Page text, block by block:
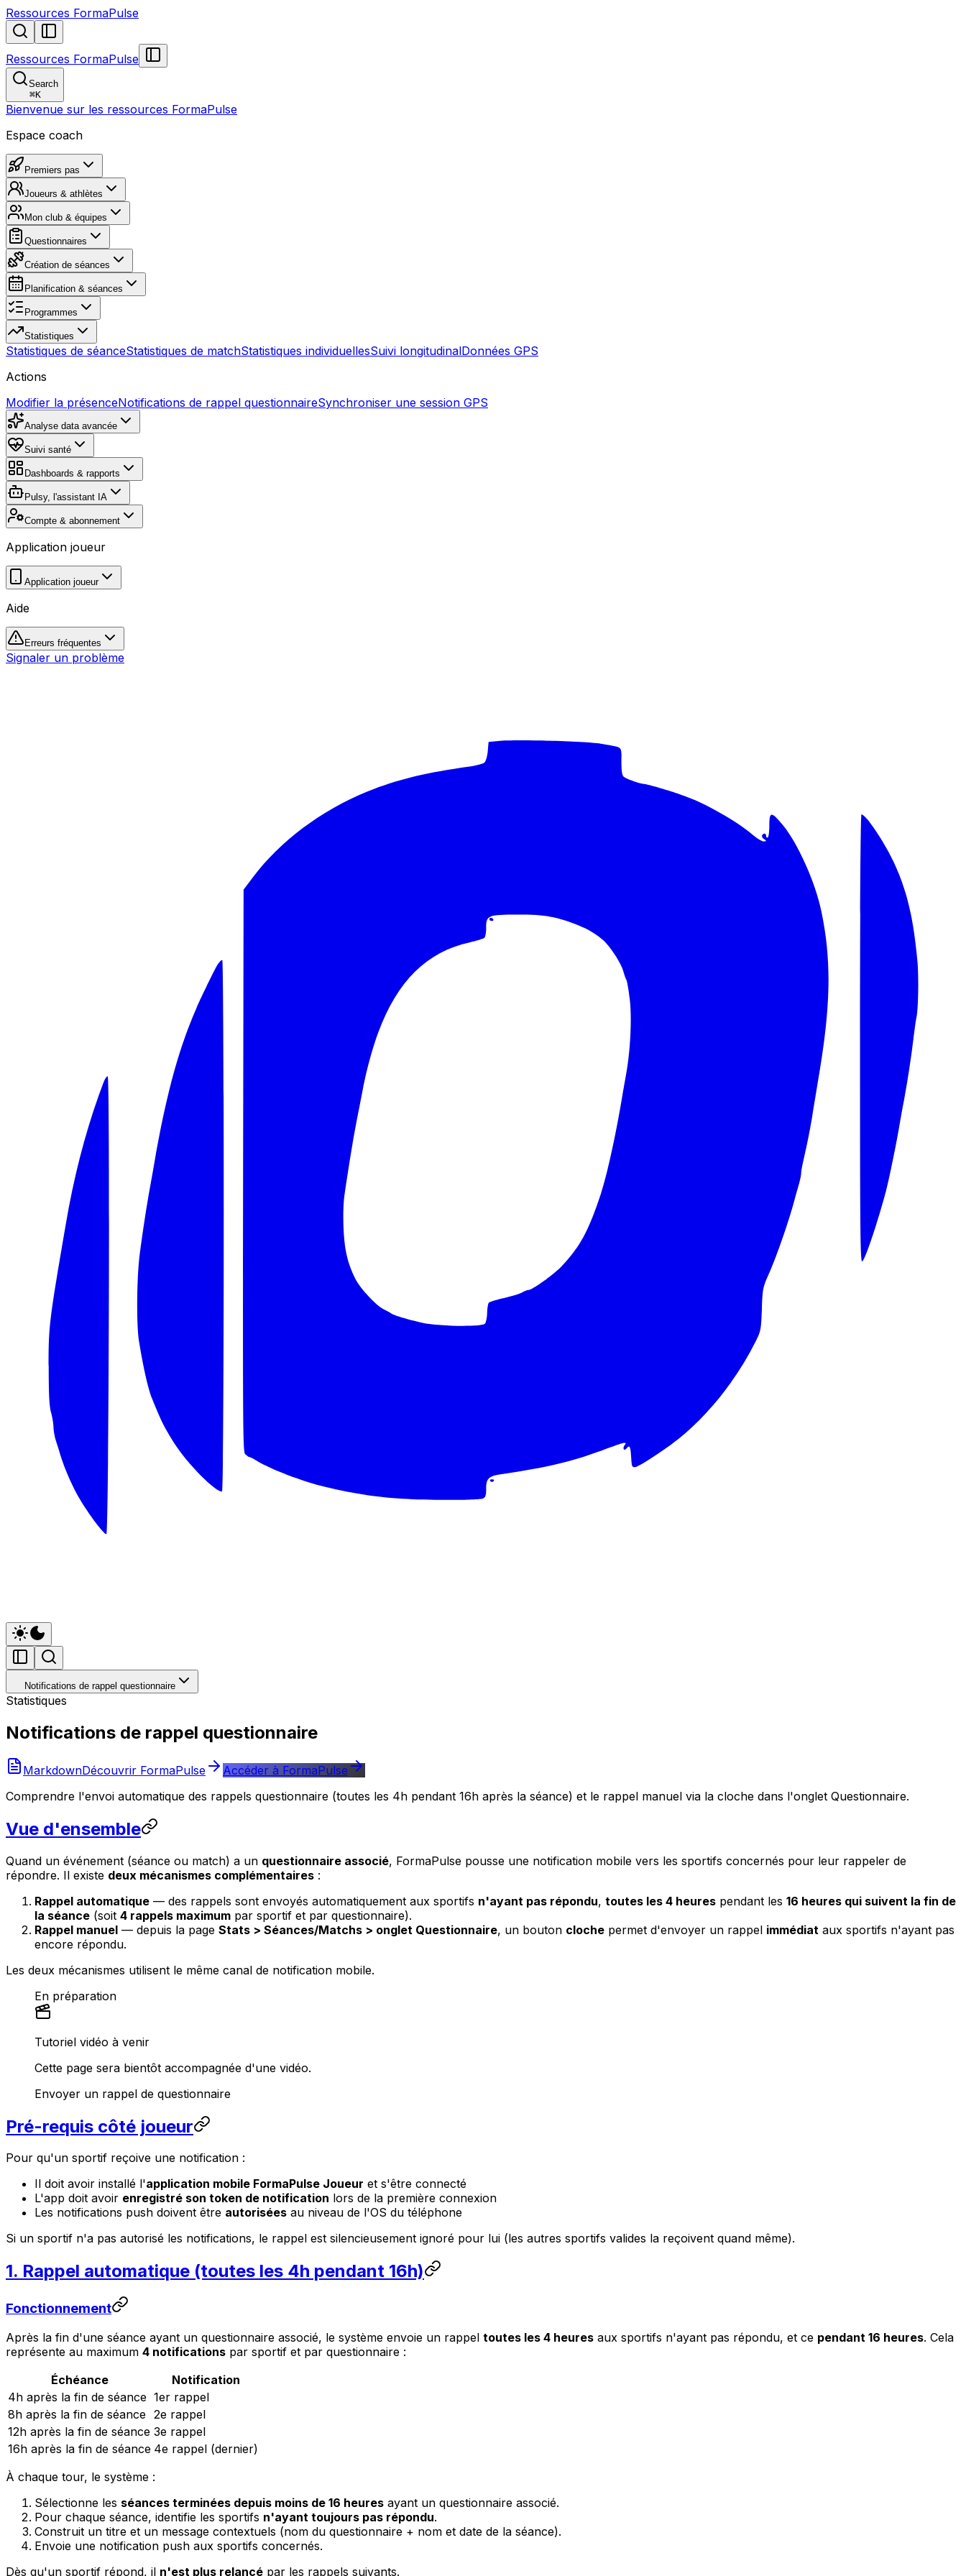
Ressources FormaPulse
Ressources FormaPulse
Search
⌘K
Bienvenue sur les ressources FormaPulse
Espace coach
Premiers pas
Joueurs & athlètes
Mon club & équipes
Questionnaires
Création de séances
Planification & séances
Programmes
Statistiques
Statistiques de séanceStatistiques de matchStatistiques individuellesSuivi longitudinalDonnées GPS
Actions
Modifier la présenceNotifications de rappel questionnaireSynchroniser une session GPS
Analyse data avancée
Suivi santé
Dashboards & rapports
Pulsy, l'assistant IA
Compte & abonnement
Application joueur
Application joueur
Aide
Erreurs fréquentes
Signaler un problème
Notifications de rappel questionnaire
Statistiques
Notifications de rappel questionnaire
MarkdownDécouvrir FormaPulse
Accéder à FormaPulse
Comprendre l'envoi automatique des rappels questionnaire (toutes les 4h pendant 16h après la séance) et le rappel manuel via la cloche dans l'onglet Questionnaire.
Vue d'ensemble
Quand un événement (séance ou match) a un questionnaire associé, FormaPulse pousse une notification mobile vers les sportifs concernés pour leur rappeler de
répondre. Il existe deux mécanismes complémentaires :
Rappel automatique — des rappels sont envoyés automatiquement aux sportifs n'ayant pas répondu, toutes les 4 heures pendant les 16 heures qui suivent la fin de
la séance (soit 4 rappels maximum par sportif et par questionnaire).
Rappel manuel — depuis la page Stats > Séances/Matchs > onglet Questionnaire, un bouton cloche permet d'envoyer un rappel immédiat aux sportifs n'ayant pas
encore répondu.
Les deux mécanismes utilisent le même canal de notification mobile.
En préparation
Tutoriel vidéo à venir
Cette page sera bientôt accompagnée d'une vidéo.
Envoyer un rappel de questionnaire
Pré-requis côté joueur
Pour qu'un sportif reçoive une notification :
Il doit avoir installé l'application mobile FormaPulse Joueur et s'être connecté
L'app doit avoir enregistré son token de notification lors de la première connexion
Les notifications push doivent être autorisées au niveau de l'OS du téléphone
Si un sportif n'a pas autorisé les notifications, le rappel est silencieusement ignoré pour lui (les autres sportifs valides la reçoivent quand même).
1. Rappel automatique (toutes les 4h pendant 16h)
Fonctionnement
Après la fin d'une séance ayant un questionnaire associé, le système envoie un rappel toutes les 4 heures aux sportifs n'ayant pas répondu, et ce pendant 16 heures. Cela
représente au maximum 4 notifications par sportif et par questionnaire :
Échéance
Notification
4h après la fin de séance 1er rappel
8h après la fin de séance 2e rappel
12h après la fin de séance 3e rappel
16h après la fin de séance 4e rappel (dernier)
À chaque tour, le système :
Sélectionne les séances terminées depuis moins de 16 heures ayant un questionnaire associé.
Pour chaque séance, identifie les sportifs n'ayant toujours pas répondu.
Construit un titre et un message contextuels (nom du questionnaire + nom et date de la séance).
Envoie une notification push aux sportifs concernés.
Dès qu'un sportif répond, il n'est plus relancé par les rappels suivants.